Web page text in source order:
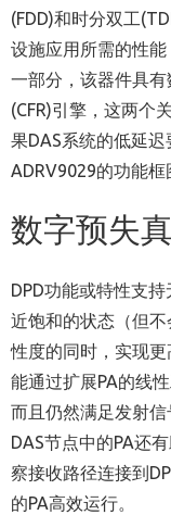
(FDD)和时分双工
设施应用所需的性
一部分，该器件具
(CFR)引擎，这两个
果DAS系统的低延
ADRV9029的功能框
数字预失
DPD功能或特性支
近饱和的状态（但
性度的同时，实现
能通过扩展PA的线
而且仍然满足发射
DAS节点中的PA还
察接收路径连接到
的PA高效运行。